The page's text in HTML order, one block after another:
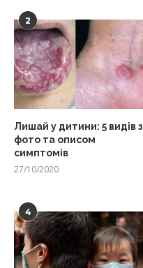
2
Лишай у дитини: 5 видів з
фото та описом
симптомів
27/10/2020
4